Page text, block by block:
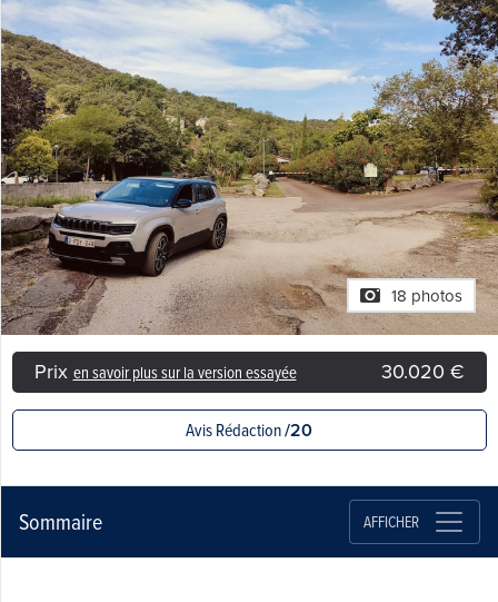
18 photos
Prix en savoir plus sur la version essayée 30.020 €
Avis Rédaction/20
Sommaire AFFICHER